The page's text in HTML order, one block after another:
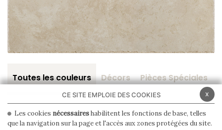
Toutes les couleurs Décors Pièces Spéciales
x
CE SITE EMPLOIE DES COOKIES
Les cookies nécessaireshabilitent les fonctions de base, telles
que la navigation sur la page et l'accès aux zones protégées du site.